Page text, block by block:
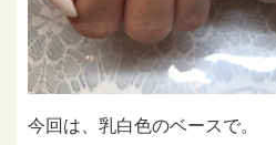
今回は、乳白色のベースで。